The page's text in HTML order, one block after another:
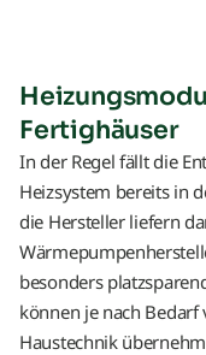
Fertighäuser
In der Regel fällt die
Heizsystem bereits in
die Hersteller liefern
besonders
können je nach
Haustechnik